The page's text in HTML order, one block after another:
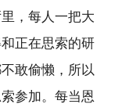
，每人一把大
正在思索的研
敢偷懒，所以
参加。每当恩